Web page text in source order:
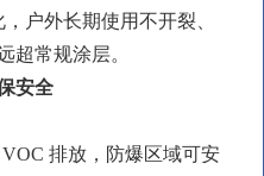
户外长期使用不开裂、
超常规涂层。
安全
排放，防爆区域可安